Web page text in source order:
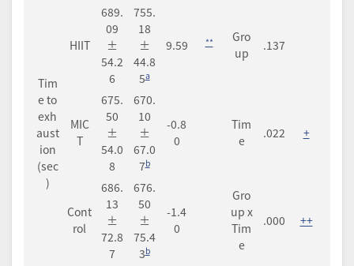
Tim
e to
exh
aust
ion
(sec
)
HIIT
689.
09
±
54.2
6
755.
18
±
44.8
5a
9.59 **
Gro
up
.137
MIC
T
675.
50
±
54.0
8
670.
10
±
67.0
7b
-0.8
0
Tim
e
.022 +
Cont
rol
686.
13
±
72.8
7
676.
50
±
75.4
3b
-1.4
0
Gro
up x
Tim
e
.000 ++